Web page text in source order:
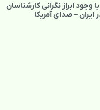
ابراز نگرانی کارشناسان
– صدای آمریکا